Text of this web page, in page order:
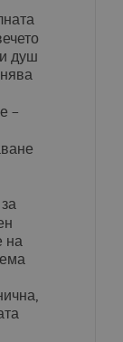
душ
–
на